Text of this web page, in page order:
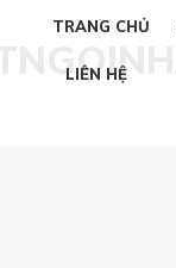
TRANG CHỦ
LIÊN HỆ